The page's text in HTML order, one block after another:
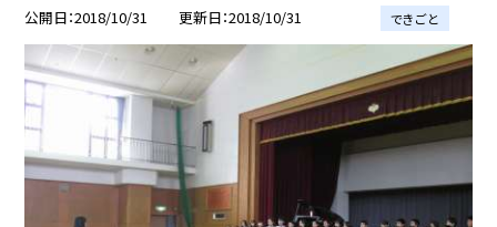
公開日 2018/10/31 更新日 2018/10/31 できごと